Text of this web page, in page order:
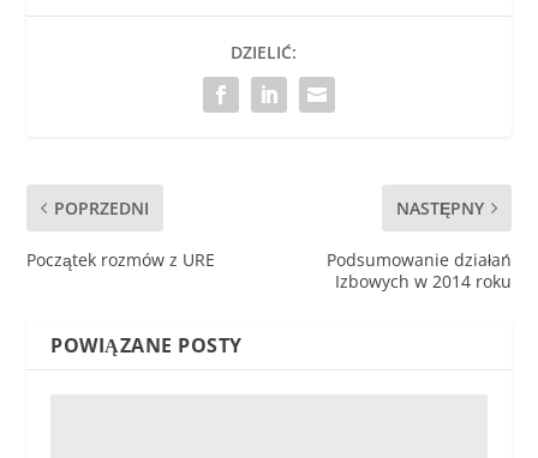
DZIELIĆ:
POPRZEDNI
Początek rozmów z URE
NASTĘPNY
Podsumowanie działań
Izbowych w 2014 roku
POWIĄZANE POSTY